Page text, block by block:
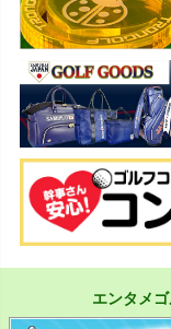
エンタメ